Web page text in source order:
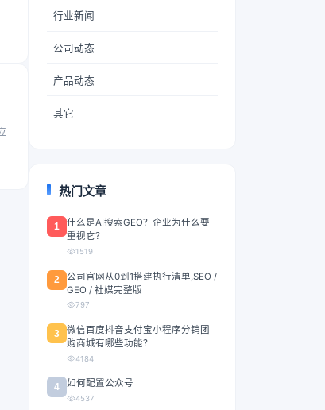
行业新闻
公司动态
产品动态
其它
热门文章
1
什么是AI搜索GEO？企业为什么要
重视它？
1519
2
公司官网从0到1搭建执行清单,SEO /
GEO / 社媒完整版
797
3
微信百度抖音支付宝小程序分销团
购商城有哪些功能？
4184
4 如何配置公众号
4537